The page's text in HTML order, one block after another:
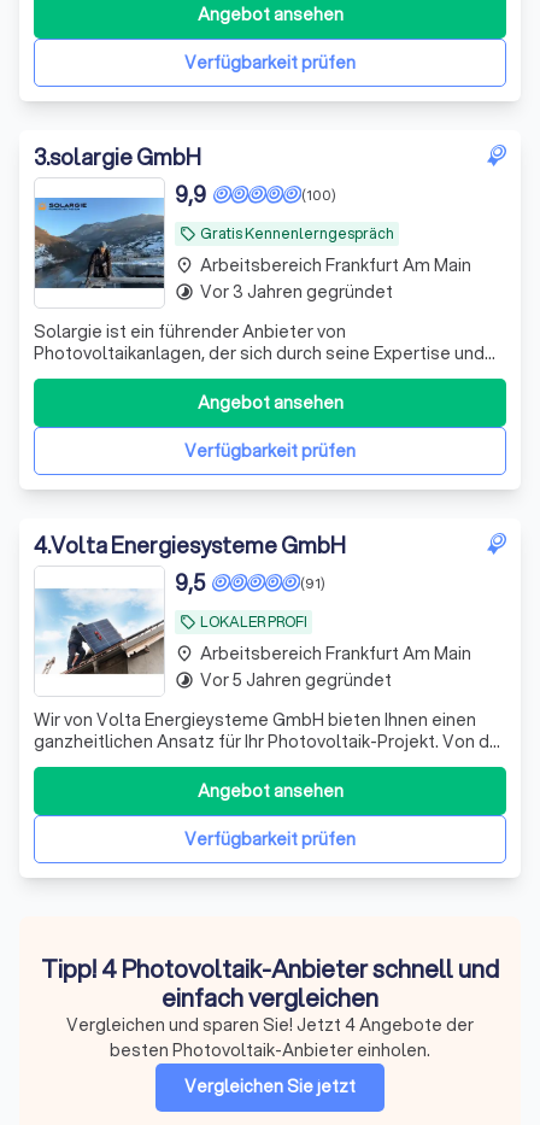
Verfügbarkeit prüfen
Angebot ansehen
3.solargie GmbH
local_offer Gratis Kennenlerngespräch
(100)
9,9
Solargie ist ein führender Anbieter von
Photovoltaikanlagen, der sich durch seine Expertise und
sein Engagement für die Kundenzufriedenheit
auszeichnet. Wir verstehen, dass jede Photovoltaikanlage
einzigartig ist und bieten daher maßgeschneiderte
Lösungen, die perfekt auf die individuellen Bedürfnis
Verfügbarkeit prüfen
Angebot ansehen
place Arbeitsbereich Frankfurt Am Main
timelapse Vor 3 Jahren gegründet
4.Volta Energiesysteme GmbH
local_offer LOKALER PROFI
(91)
9,5
Wir von Volta Energieysteme GmbH bieten Ihnen einen
ganzheitlichen Ansatz für Ihr Photovoltaik-Projekt. Von der
ersten Beratung, über die detaillierte Planung, bis hin zur
präzisen Montage erhalten Sie bei uns alle Leistungen aus
einer Hand. Unser Team steht Ihnen während des
gesamten Prozesses jedeVerfügbarkeit prüfen
Angebot ansehen
place Arbeitsbereich Frankfurt Am Main
timelapse Vor 5 Jahren gegründet
Tipp! 4 Photovoltaik-Anbieter schnell und
einfach vergleichen
Vergleichen und sparen Sie! Jetzt 4 Angebote der
besten Photovoltaik-Anbieter einholen.
Vergleichen Sie jetzt